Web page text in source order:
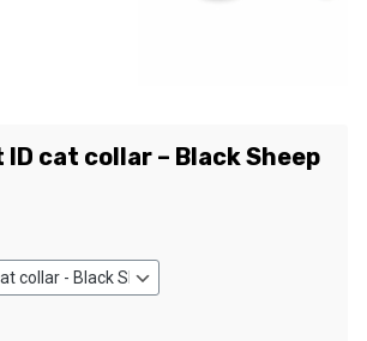
ID cat collar – Black Sheep